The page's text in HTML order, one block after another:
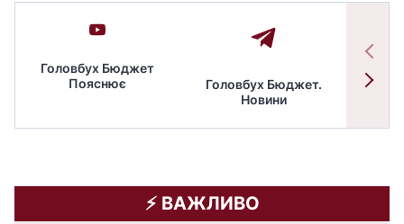
Головбух Бюджет
Пояснює
Головбух Бюджет.
Новини
⚡️ ВАЖЛИВО